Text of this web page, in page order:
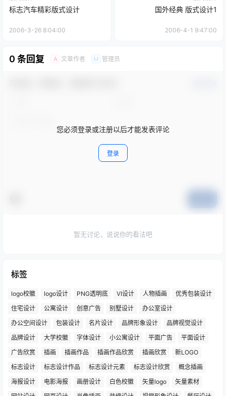
标志汽车精彩版式设计
2006-3-26 8:04:00
国外经典 版式设计1
2006-4-1 9:47:00
0 条回复 A 文章作者 M 管理员
您必须登录或注册以后才能发表评论
登录
暂无讨论，说说你的看法吧
标签
logo校徽 logo设计 PNG透明底 VI设计 人物插画
优秀包装设计
住宅设计
公寓设计 创意广告 别墅设计
办公室设计
办公空间设计
包装设计 名片设计 品牌形象设计
品牌视觉设计
品牌设计
大学校徽 字体设计 小公寓设计 平面广告
平面设计
广告欣赏
插画 插画作品 插画作品欣赏 插画欣赏
新LOGO
标志设计
标志设计作品 标志设计元素 标志设计欣赏
概念插画
海报设计
电影海报 画册设计 白色校徽 矢量logo
矢量素材